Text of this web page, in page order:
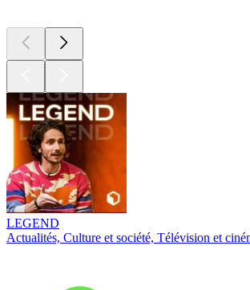
LEGEND
Actualités, Culture et société, Télévision et